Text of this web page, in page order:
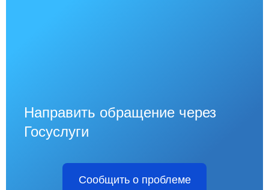
Направить обращение через
Госуслуги
Сообщить о проблеме